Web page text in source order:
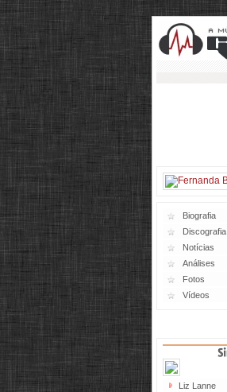
Biografia
Discografia
Notícias
Análises
Fotos
Vídeos
Liz Lanne